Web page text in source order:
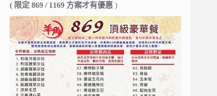
( 限定 869 / 1169 方案才有優惠 )